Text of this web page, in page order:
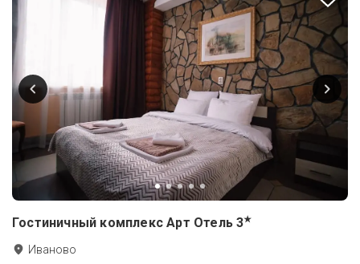
Гостиничный комплекс Арт Отель 3★
Иваново